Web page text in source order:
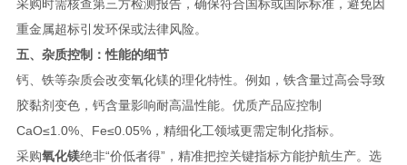
采购时需核查第三方检测报告，确保符合国标或国际标准，避免因
重金属超标引发环保或法律风险。
五、杂质控制：性能的细节
钙、铁等杂质会改变氧化镁的理化特性。例如，铁含量过高会导致
胶黏剂变色，钙含量影响耐高温性能。优质产品应控制
CaO≤1.0%、Fe≤0.05%，精细化工领域更需定制化指标。
采购氧化镁绝非“价低者得”，精准把控关键指标方能护航生产。选